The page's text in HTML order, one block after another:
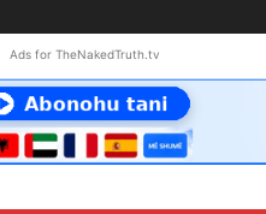
Ads for TheNakedTruth.tv